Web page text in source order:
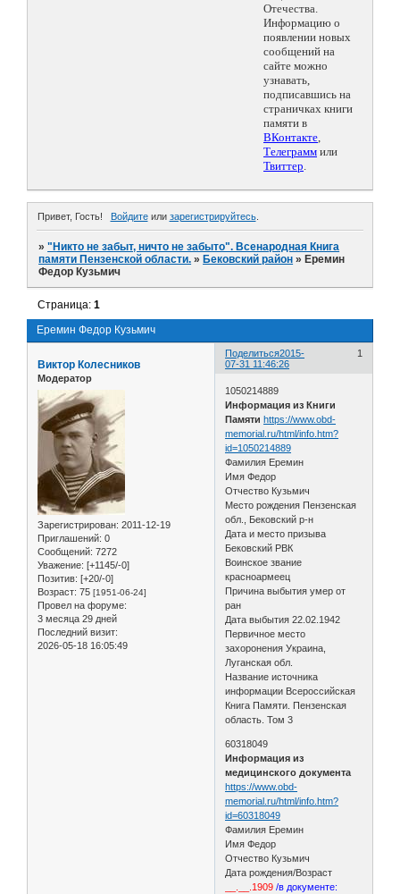
Отечества.
Информацию о
появлении новых
сообщений на
сайте можно
узнавать,
подписавшись на
страничках книги
памяти в
ВКонтакте,
Телеграмм или
Твиттер.
Привет, Гость! Войдитеили зарегистрируйтесь.
»"Никто не забыт, ничто не забыто". Всенародная Книга
памяти Пензенской области. » Бековский район » Еремин
Федор Кузьмич
Еремин Федор Кузьмич
Страница:1
Поделиться 1
2015-
07-31 11:46:26
Виктор Колесников
Модератор
Зарегистрирован: 2011-12-19
Приглашений: 0
Сообщений: 7272
Уважение: [+1145/-0]
Позитив: [+20/-0]
Возраст: 75 [1951-06-24]
Провел на форуме:
3 месяца 29 дней
Последний визит:
2026-05-18 16:05:49
1050214889
Информация из Книги
Памяти https://www.obd-
memorial.ru/html/info.htm?
id=1050214889
Фамилия Еремин
Имя Федор
Отчество Кузьмич
Место рождения Пензенская
обл., Бековский р-н
Дата и место призыва
Бековский РВК
Воинское звание
красноармеец
Причина выбытия умер от
ран
Дата выбытия 22.02.1942
Первичное место
захоронения Украина,
Луганская обл.
Название источника
информации Всероссийская
Книга Памяти. Пензенская
область. Том 3
60318049
Информация из
медицинского документа
https://www.obd-
memorial.ru/html/info.htm?
id=60318049
Фамилия Еремин
Имя Федор
Отчество Кузьмич
Дата рождения/Возраст
__.__.1909/в документе: